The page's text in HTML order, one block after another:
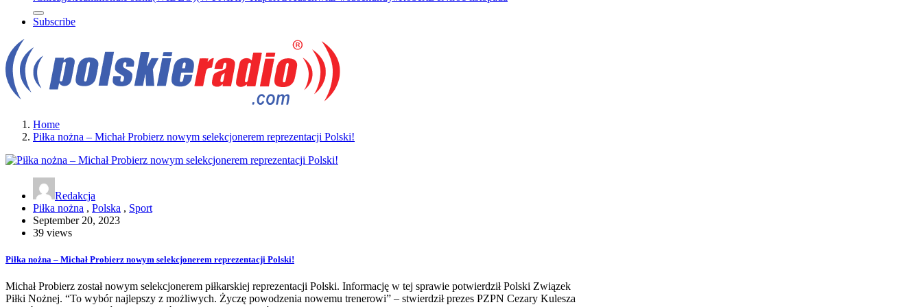
Subscribe
Home
Piłka nożna – Michał Probierz nowym selekcjonerem reprezentacji Polski!
Redakcja
Piłka nożna , Polska , Sport
September 20, 2023
39 views
Piłka nożna – Michał Probierz nowym selekcjonerem reprezentacji Polski!
Michał Probierz został nowym selekcjonerem piłkarskiej reprezentacji Polski. Informację w tej sprawie potwierdził Polski Związek
Piłki Nożnej. “To wybór najlepszy z możliwych. Życzę powodzenia nowemu trenerowi” – stwierdził prezes PZPN Cezary Kulesza